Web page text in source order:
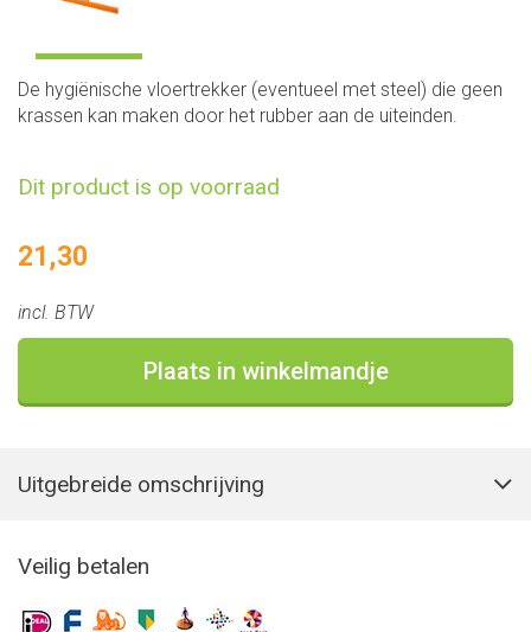
De hygiënische vloertrekker (eventueel met steel) die geen
krassen kan maken door het rubber aan de uiteinden.
Dit product is op voorraad
21,30
incl. BTW
Plaats in winkelmandje
Uitgebreide omschrijving
Veilig betalen